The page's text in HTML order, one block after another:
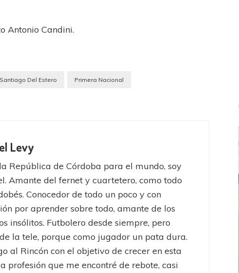
Antonio Candini.
Del Estero Primera Nacional
Levy
República de Córdoba para el mundo, soy
Amante del fernet y cuartetero, como todo
Conocedor de todo un poco y con
por aprender sobre todo, amante de los
insólitos. Futbolero desde siempre, pero
la tele, porque como jugador un pata dura.
al Rincón con el objetivo de crecer en esta
profesión que me encontré de rebote, casi